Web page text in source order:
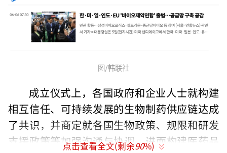
图/韩联社
成立仪式上，各国政府和企业人士就构建
相互信任、可持续发展的生物制药供应链达成
了共识，并商定就各国生物政策、规限和研发
支援政策等加强沟通与协调，进而构建医药品
点击查看全文(剩余90%)